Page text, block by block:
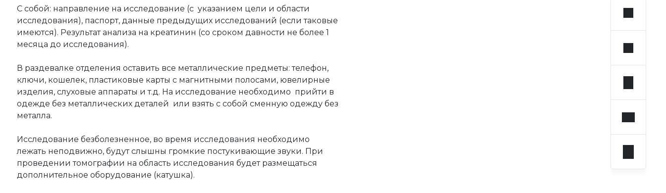
С собой: направление на исследование (с указанием цели и области
исследования), паспорт, данные предыдущих исследований (если таковые
имеются). Результат анализа на креатинин (со сроком давности не более 1
месяца до исследования).
В раздевалке отделения оставить все металлические предметы: телефон,
ключи, кошелек, пластиковые карты с магнитными полосами, ювелирные
изделия, слуховые аппараты и т.д. На исследование необходимо прийти в
одежде без металлических деталей или взять с собой сменную одежду без
металла.
Исследование безболезненное, во время исследования необходимо
лежать неподвижно, будут слышны громкие постукивающие звуки. При
проведении томографии на область исследования будет размещаться
дополнительное оборудование (катушка).